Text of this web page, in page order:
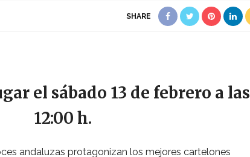
SHARE
el sábado 13 de febrero a las
12:00 h.
andaluzas protagonizan los mejores cartelones